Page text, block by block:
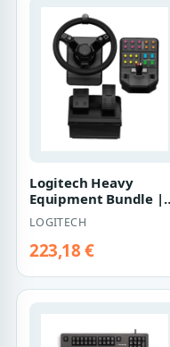
Logitech Heavy
Equipment Bundle |
945-000007 | Lenkrad-
und
LOGITECH
223,18 €